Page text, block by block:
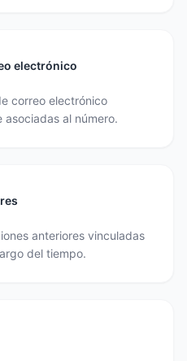
electrónico
correo electrónico
al número.
anteriores vinculadas
del tiempo.